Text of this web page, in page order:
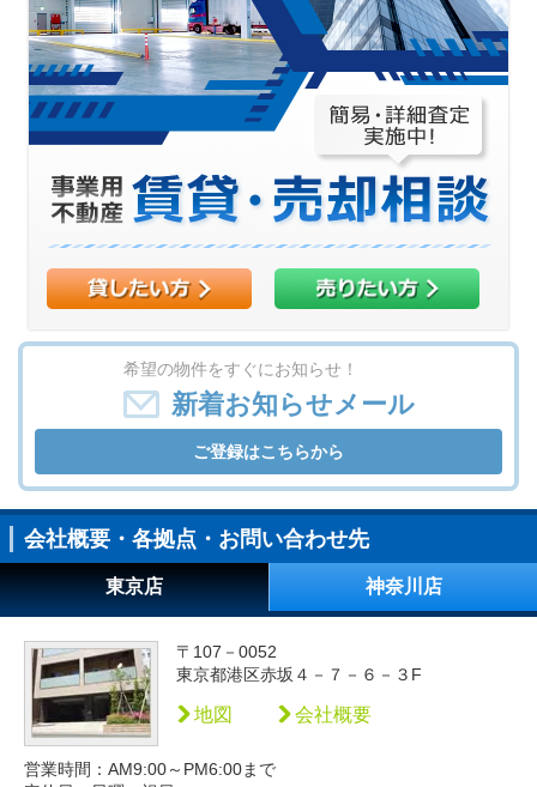
希望の物件をすぐにお知らせ！
新着お知らせメール
ご登録はこちらから
会社概要・各拠点・お問い合わせ先
東京店 神奈川店
〒107－0052
東京都港区赤坂４－７－６－３F
地図 会社概要
営業時間：AM9:00～PM6:00まで